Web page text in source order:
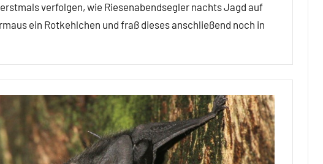
verfolgen, wie Riesenabendsegler nachts Jagd auf
ein Rotkehlchen und fraß dieses anschließend noch in